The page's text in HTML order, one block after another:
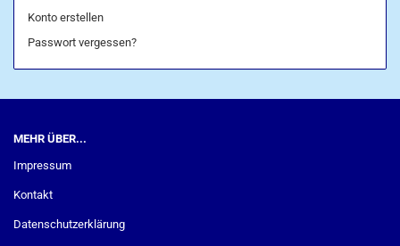
Konto erstellen
Passwort vergessen?
MEHR ÜBER...
Impressum
Kontakt
Datenschutzerklärung